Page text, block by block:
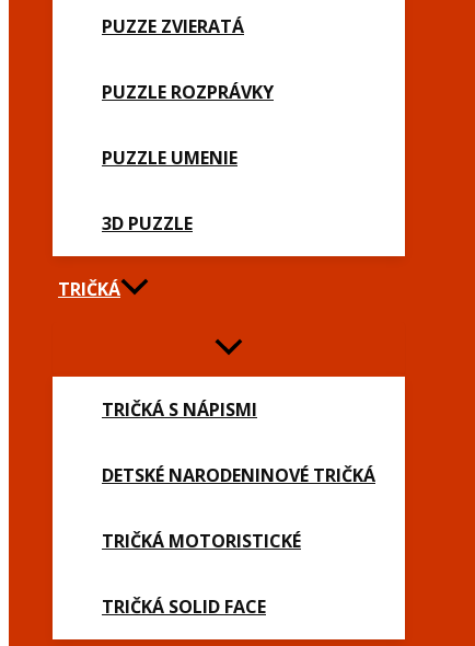
PUZZE ZVIERATÁ
PUZZLE ROZPRÁVKY
PUZZLE UMENIE
3D PUZZLE
TRIČKÁ
TRIČKÁ S NÁPISMI
DETSKÉ NARODENINOVÉ TRIČKÁ
TRIČKÁ MOTORISTICKÉ
TRIČKÁ SOLID FACE